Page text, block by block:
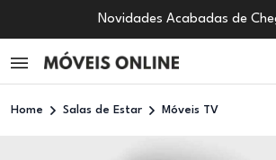
Novidades Acabadas de
Home Salas de Estar Móveis TV